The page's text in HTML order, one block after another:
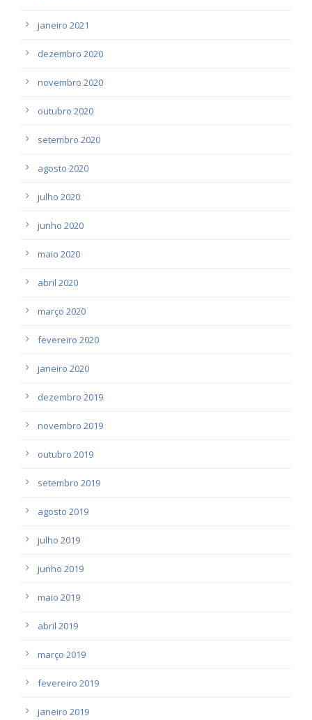
janeiro 2021
dezembro 2020
novembro 2020
outubro 2020
setembro 2020
agosto 2020
julho 2020
junho 2020
maio 2020
abril 2020
março 2020
fevereiro 2020
janeiro 2020
dezembro 2019
novembro 2019
outubro 2019
setembro 2019
agosto 2019
julho 2019
junho 2019
maio 2019
abril 2019
março 2019
fevereiro 2019
janeiro 2019